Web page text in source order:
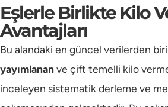
Eşlerle Birlikte Kilo
Avantajları
Bu alandaki en güncel verilerden
yayımlananve çift temelli kilo
inceleyen sistematik derleme ve